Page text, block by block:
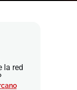
la red